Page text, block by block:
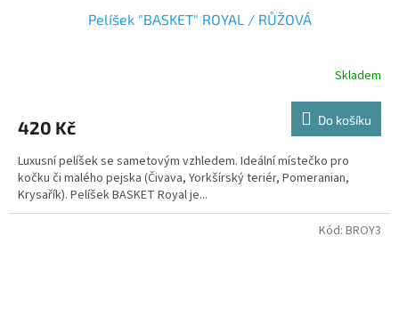
Pelíšek "BASKET" ROYAL / RŮŽOVÁ
Skladem
420 Kč Do košíku
Luxusní pelíšek se sametovým vzhledem. Ideální místečko pro
kočku či malého pejska (Čivava, Yorkšírský teriér, Pomeranian,
Krysařík). Pelíšek BASKET Royal je...
Kód: BROY3